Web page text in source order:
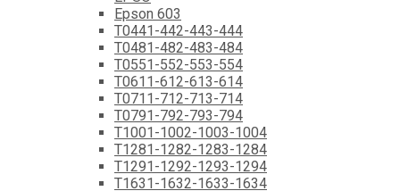
Epson 603
T0441-442-443-444
T0481-482-483-484
T0551-552-553-554
T0611-612-613-614
T0711-712-713-714
T0791-792-793-794
T1001-1002-1003-1004
T1281-1282-1283-1284
T1291-1292-1293-1294
T1631-1632-1633-1634